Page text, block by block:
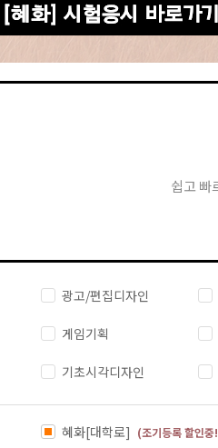
쉽고 빠
광고/편집디자인
게임기획
기초시각디자인
혜화[대학로] (조기등록 할인중